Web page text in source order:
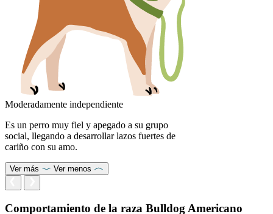
Moderadamente independiente
Es un perro muy fiel y apegado a su grupo
social, llegando a desarrollar lazos fuertes de
cariño con su amo.
Ver más Ver menos
Comportamiento de la raza Bulldog Americano